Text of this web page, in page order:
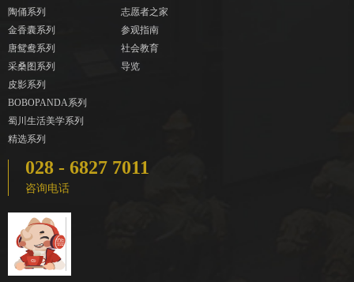
陶俑系列
金香囊系列
唐鸳鸯系列
采桑图系列
皮影系列
BOBOPANDA系列
蜀川生活美学系列
精选系列
志愿者之家
参观指南
社会教育
导览
028 - 6827 7011
咨询电话